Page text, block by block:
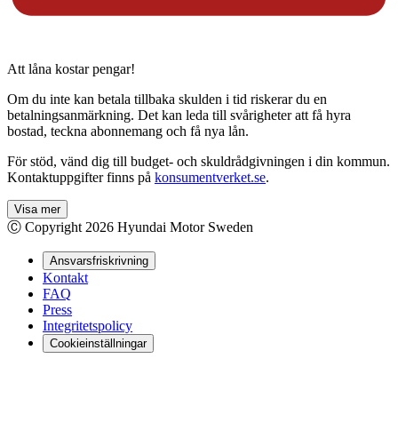
Att låna kostar pengar!
Om du inte kan betala tillbaka skulden i tid riskerar du en
betalningsanmärkning. Det kan leda till svårigheter att få hyra
bostad, teckna abonnemang och få nya lån.
För stöd, vänd dig till budget- och skuldrådgivningen i din kommun.
Kontaktuppgifter finns på konsumentverket.se.
Visa mer
Ⓒ Copyright 2026 Hyundai Motor Sweden
Ansvarsfriskrivning
Kontakt
FAQ
Press
Integritetspolicy
Cookieinställningar